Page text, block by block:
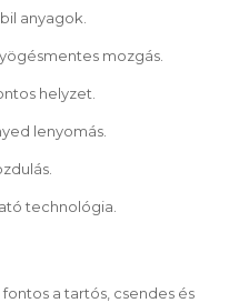
anyagok.
mozgás.
helyzet.
lenyomás.
technológia.
a tartós, csendes és